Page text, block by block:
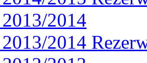
2014
2013/2014